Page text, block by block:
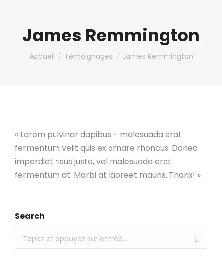
James Remmington
Vous êtes ici :
Accueil Témoignages James Remmington
« Lorem pulvinar dapibus – malesuada erat
fermentum velit quis ex ornare rhoncus. Donec
imperdiet risus justo, vel malesuada erat
fermentum at. Morbi at laoreet mauris. Thanx! »
Search
Recherche